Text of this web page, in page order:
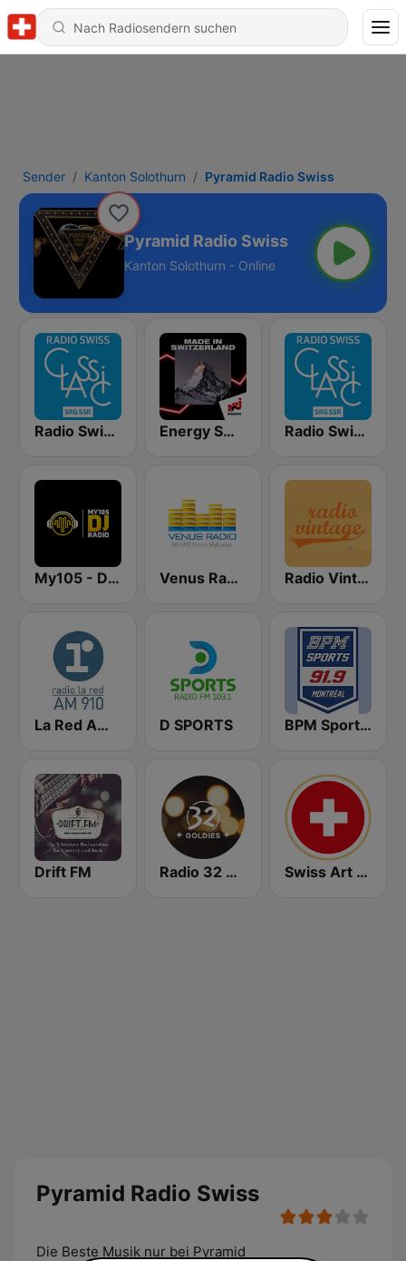
Sender Kanton Solothurn Pyramid Radio Swiss
Pyramid Radio Swiss
Kanton Solothurn - Online
Radio Swiss Classic DE Energy Swiss Radio Swiss Classic EN
My105 - DJ Radio Venus Radio Mykonos Radio Vintage
La Red AM 910 D SPORTS BPM Sports 91.9 FM
Drift FM Radio 32 Goldies Swiss Art Radio
Pyramid Radio Swiss
Die Beste Musik nur bei Pyramid